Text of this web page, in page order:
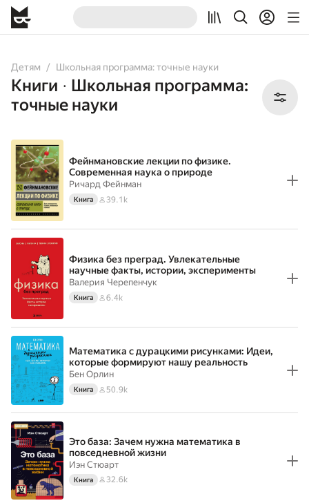
Детям Школьная программа: точные науки
AllBooks
Книги •
Школьная программа:
точные науки
Фейнмановские лекции по физике.
Современная наука о природе
Ричард Фейнман
Книга 39.1k
Физика без преград. Увлекательные
научные факты, истории, эксперименты
Валерия Черепенчук
Книга 6.4k
Математика с дурацкими рисунками: Идеи,
которые формируют нашу реальность
Бен Орлин
Книга 50.9k
Это база: Зачем нужна математика в
повседневной жизни
Иэн Стюарт
Книга 32.6k